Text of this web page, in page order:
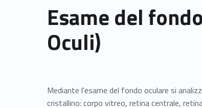
Esame del
Oculi)
Mediante l'esame del fondo oculare si
cristallino: corpo vitreo, retina centrale,